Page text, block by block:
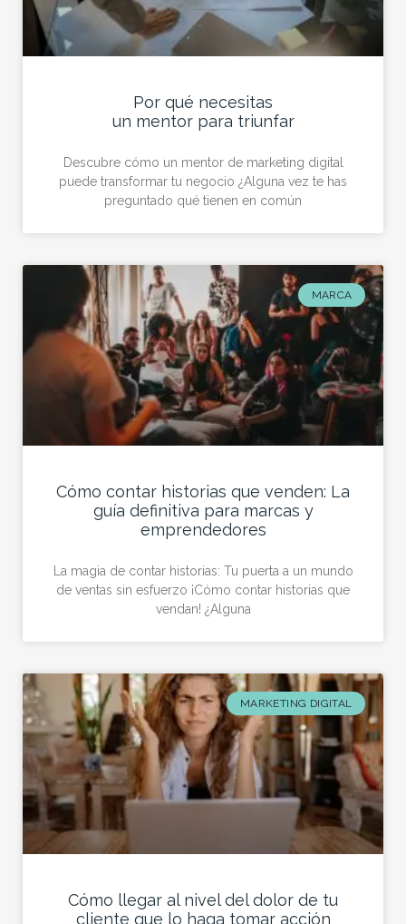
Por qué necesitas
un mentor para triunfar
Descubre cómo un mentor de marketing digital
puede transformar tu negocio ¿Alguna vez te has
preguntado qué tienen en común
MARCA
Cómo contar historias que venden: La
guía definitiva para marcas y
emprendedores
La magia de contar historias: Tu puerta a un mundo
de ventas sin esfuerzo ¡Cómo contar historias que
vendan! ¿Alguna
MARKETING DIGITAL
Cómo llegar al nivel del dolor de tu
cliente que lo haga tomar acción